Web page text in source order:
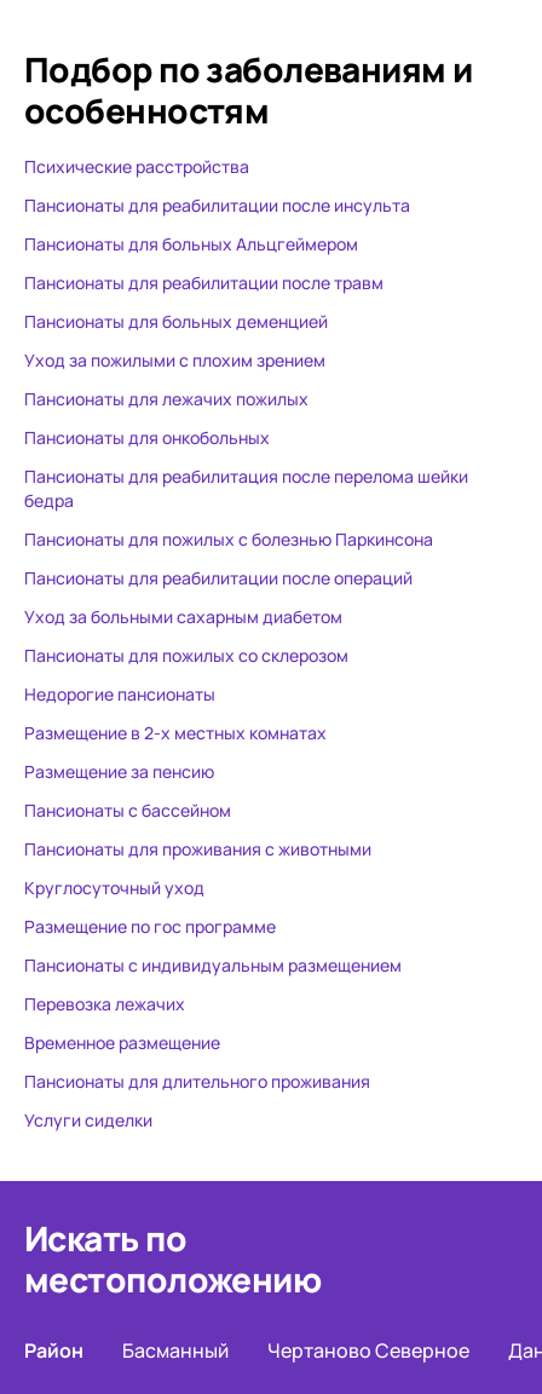
Подбор по заболеваниям и
особенностям
Психические расстройства
Пансионаты для реабилитации после инсульта
Пансионаты для больных Альцгеймером
Пансионаты для реабилитации после травм
Пансионаты для больных деменцией
Уход за пожилыми с плохим зрением
Пансионаты для лежачих пожилых
Пансионаты для онкобольных
Пансионаты для реабилитация после перелома шейки
бедра
Пансионаты для пожилых с болезнью Паркинсона
Пансионаты для реабилитации после операций
Уход за больными сахарным диабетом
Пансионаты для пожилых со склерозом
Недорогие пансионаты
Размещение в 2-х местных комнатах
Размещение за пенсию
Пансионаты с бассейном
Пансионаты для проживания с животными
Круглосуточный уход
Размещение по гос программе
Пансионаты с индивидуальным размещением
Перевозка лежачих
Временное размещение
Пансионаты для длительного проживания
Услуги сиделки
Искать по
местоположению
Район Басманный Чертаново Северное